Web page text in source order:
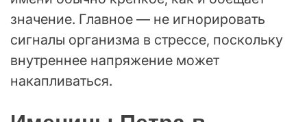
значение. Главное — не игнорировать
сигналы организма в стрессе, поскольку
внутреннее напряжение может
накапливаться.